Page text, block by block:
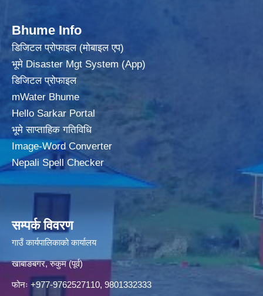
Bhume Info
डिजिटल प्रोफाइल (मोबाइल एप)
भूमे Disaster Mgt System (App)
डिजिटल प्रोफाइल
mWater Bhume
Hello Sarkar Portal
भूमे साप्ताहिक गतिविधि
Image-Word Converter
Nepali Spell Checker
सम्पर्क विवरण
गाउँ कार्यपालिकाको कार्यालय
खाबाङबगर, रुकुम (पूर्व)
फोनः +977-9762527110, 9801332333